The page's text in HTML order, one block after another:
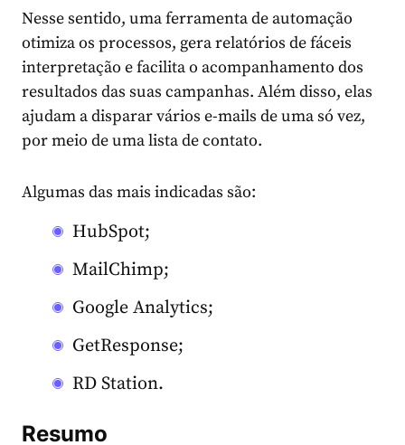
Nesse sentido, uma ferramenta de automação
otimiza os processos, gera relatórios de fáceis
interpretação e facilita o acompanhamento dos
resultados das suas campanhas. Além disso, elas
ajudam a disparar vários e-mails de uma só vez,
por meio de uma lista de contato.
Algumas das mais indicadas são:
HubSpot;
MailChimp;
Google Analytics;
GetResponse;
RD Station.
Resumo